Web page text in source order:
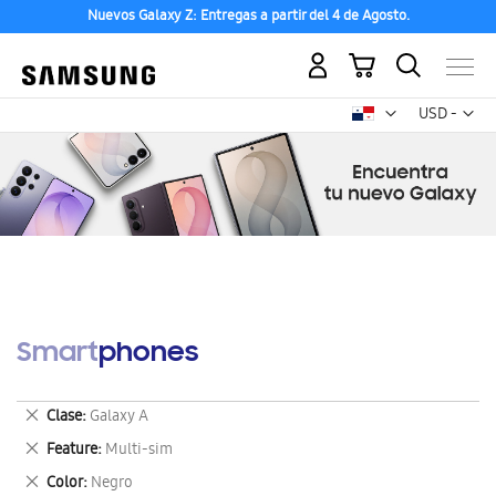
Nuevos Galaxy Z: Entregas a partir del 4 de Agosto.
USD -
dólar
Mi carrito
Smartphones
Clase Galaxy A
Eliminar
este
artículo
Feature Multi-sim
Eliminar
este
Color Negro
Eliminar